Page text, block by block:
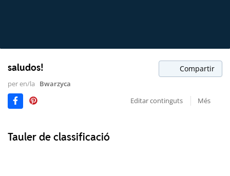
saludos! Compartir
per en/la
Bwarzyca
Editar continguts
Més
Tauler de classificació